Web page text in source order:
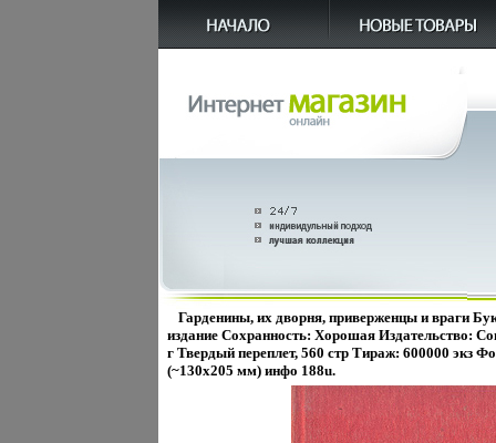
Гарденины, их дворня, приверженцы и враги
издание Сохранность: Хорошая Издательство:
г Твердый переплет, 560 стр Тираж: 600000 экз
(~130х205 мм) инфо 188u.